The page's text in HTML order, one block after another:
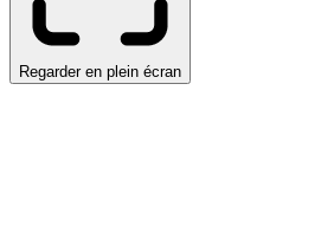
Regarder en plein écran